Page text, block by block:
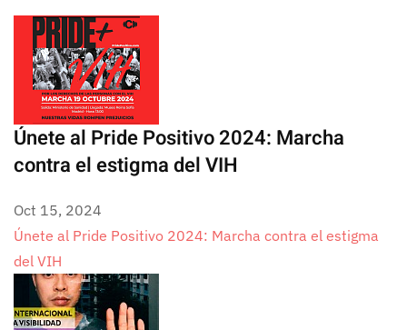
Únete al Pride Positivo 2024: Marcha
contra el estigma del VIH
Oct 15, 2024
Únete al Pride Positivo 2024: Marcha contra el estigma
del VIH